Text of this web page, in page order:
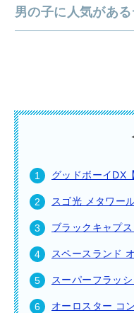
男の子に人気があ
グッドボーイDX
スゴ光 メタワー
ブラックキャプ
スペースランド
スーパーフラッシ
オーロスター コ